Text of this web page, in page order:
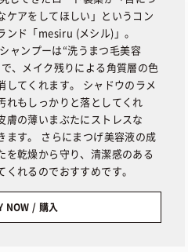
ケアをしてほしい」というコン
ド「mesiru (メシル)」。
ャンプーは“洗うまつ毛美容
、メイク残りによる角質層の色
してくれます。 シャドウのラメ
れもしっかりと落としてくれ
膚の薄いまぶたにストレスな
ます。 さらにまつげ美容液の成
を乾燥から守り、清潔感のある
れるのでおすすめです。
NOW / 購入